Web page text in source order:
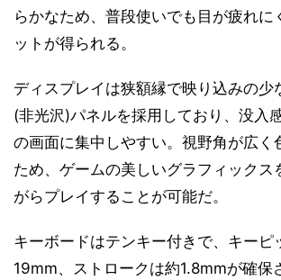
らかなため、普段使いでも目が疲れに
ットが得られる。
ディスプレイは狭額縁で映り込みの少
(非光沢)パネルを採用しており、没入
の画面に集中しやすい。視野角が広く
ため、ゲームの美しいグラフィックス
がらプレイすることが可能だ。
キーボードはテンキー付きで、キーピ
19mm、ストロークは約1.8mmが確保